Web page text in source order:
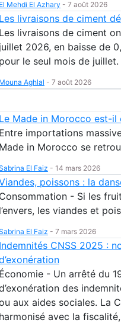
El Mehdi El Azhary - 7 août 2026
Les livraisons de ciment
Les livraisons de ciment
juillet 2026, en baisse de
pour le seul mois de juillet.
Mouna Aghlal - 7 août 2026
Le Made in Morocco est-il
Entre importations
Made in Morocco se
El Faiz - 14 mars 2026
poissons : la
Consommation - Si les
l’envers, les viandes et
El Faiz - 7 mars 2026
Indemnités CNSS 2025 :
Économie - Un arrêté du
des
aux aides sociales. La
harmonisé avec la